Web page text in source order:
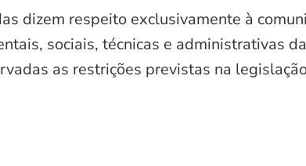
dizem respeito exclusivamente à
sociais, técnicas e administrativas
as restrições previstas na